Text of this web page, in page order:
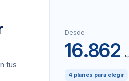
tus
Desde
16.862
4 planes para elegir